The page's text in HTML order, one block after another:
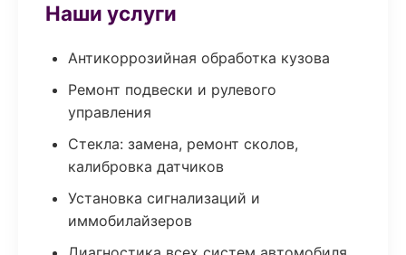
Наши услуги
Антикоррозийная обработка кузова
Ремонт подвески и рулевого
управления
Стекла: замена, ремонт сколов,
калибровка датчиков
Установка сигнализаций и
иммобилайзеров